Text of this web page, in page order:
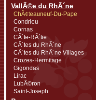
VallÃ©e du RhÃ´ne
ChÃ¢teauneuf-Du-Pape
Condrieu
Cornas
CÃ´te-RÃ´tie
CÃ´tes du RhÃ´ne
CÃ´tes du RhÃ´ne Villages
Crozes-Hermitage
Gigondas
Lirac
LubÃ©ron
Saint-Joseph